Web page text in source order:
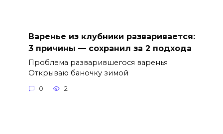
Варенье из клубники разваривается:
3 причины — сохранил за 2 подхода
Проблема разварившегося варенья
Открываю баночку зимой
0 2